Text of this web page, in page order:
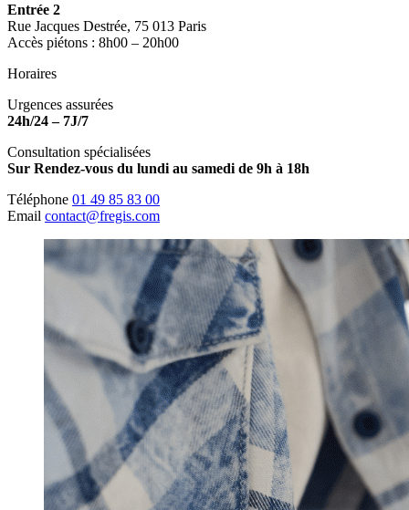
Entrée 2
Rue Jacques Destrée, 75 013 Paris
Accès piétons : 8h00 – 20h00
Horaires
Urgences assurées
24h/24 – 7J/7
Consultation spécialisées
Sur Rendez-vous du lundi au samedi de 9h à 18h
Téléphone 01 49 85 83 00
Email contact@fregis.com